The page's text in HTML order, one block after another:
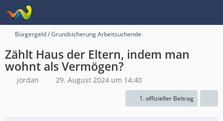
Bürgergeld / Grundsicherung Arbeitsuchende
Zählt Haus der Eltern, indem man
wohnt als Vermögen?
jordan 29. August 2024 um 14:40
1. offizieller Beitrag